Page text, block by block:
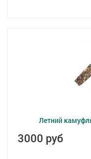
Летний
3000 руб